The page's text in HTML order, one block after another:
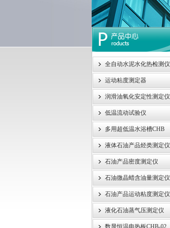
武汉伊特仪器有限公司
全自动水泥水化热检测仪
运动粘度测定器
润滑油氧化安定性测定仪
低温流动试验仪
多用超低温水浴槽CHB
液体石油产品烃类测定仪
石油产品密度测定仪
石油微晶蜡含油量测定仪
石油产品运动粘度测定仪
液化石油蒸气压测定仪
数显恒温电热板CHB-02